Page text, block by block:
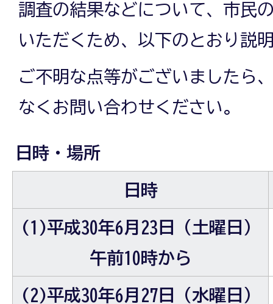
調査の結果などについて、市民
いただくため、以下のとおり説
ご不明な点等がございましたら
なくお問い合わせください。
日時・場所
日時
(1)平成30年6月23日（土曜日）
午前10時から
(2)平成30年6月27日（水曜日）